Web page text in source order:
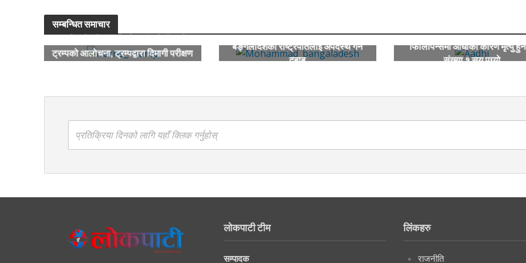
सम्बन्धित समाचार
ट्रम्पको आलोचना, ट्रम्पद्वारा दिमागी परीक्षण
बङ्गलादेशका राष्ट्रपतिलाई अपदस्थ गर्न
दबाब
फिलिपिन्समा आँधीका कारण मृत्यु
संख्या १ सय पुग्यो
प्रतिक्रिया दिनको लागि यहाँ क्लिक गर्नुहोस्
लोकपाटी टीम
सम्पादक
लिंकहरु
राजनीति